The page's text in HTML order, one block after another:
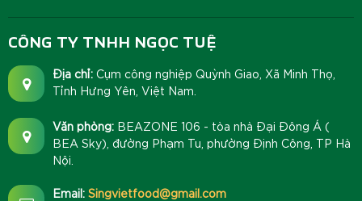
CÔNG TY TNHH NGỌC TUỆ
Địa chỉ: Cụm công nghiệp Quỳnh Giao, Xã Minh Thọ,
Tỉnh Hưng Yên, Việt Nam.
Văn phòng: BEAZONE 106 - tòa nhà Đại Đông Á (
BEA Sky), đường Phạm Tu, phường Định Công, TP Hà
Nội.
Email: Singvietfood@gmail.com